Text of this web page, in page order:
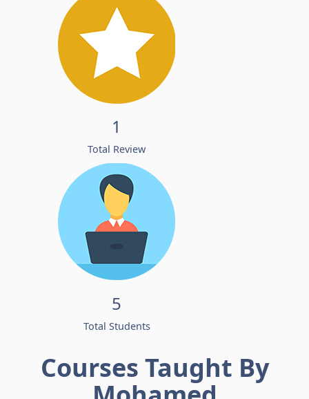
1
Total Review
5
Total Students
Courses Taught By